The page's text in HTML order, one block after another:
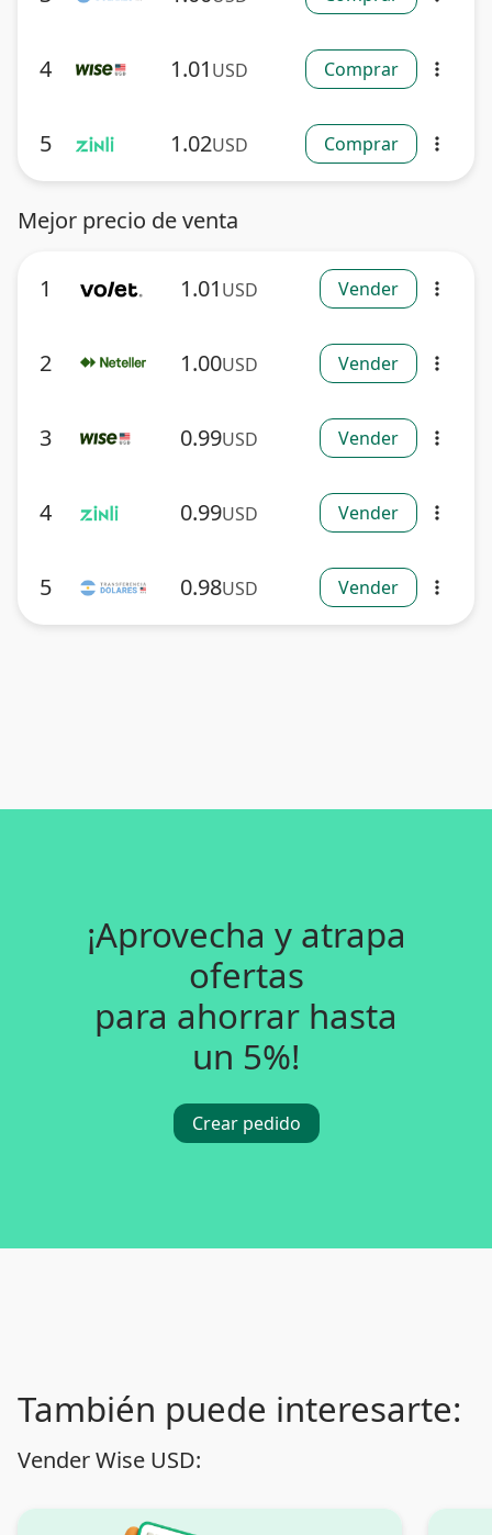
4 1.01 USD Comprar more_vert
5 1.02USD Comprar more_vert
Mejor precio de venta
1 1.01 USD Vender more_vert
2 1.00USD Vender more_vert
3 0.99USD Vender more_vert
4 0.99USD Vender more_vert
5 0.98USD Vender more_vert
¡Aprovecha y atrapa
ofertas
para ahorrar hasta
un 5%!
Crear pedido
También puede interesarte:
Vender Wise USD: